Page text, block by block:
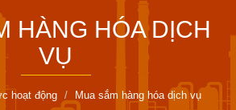
HÀNG HÓA DỊCH
VỤ
hoạt động Mua sắm hàng hóa dịch vụ